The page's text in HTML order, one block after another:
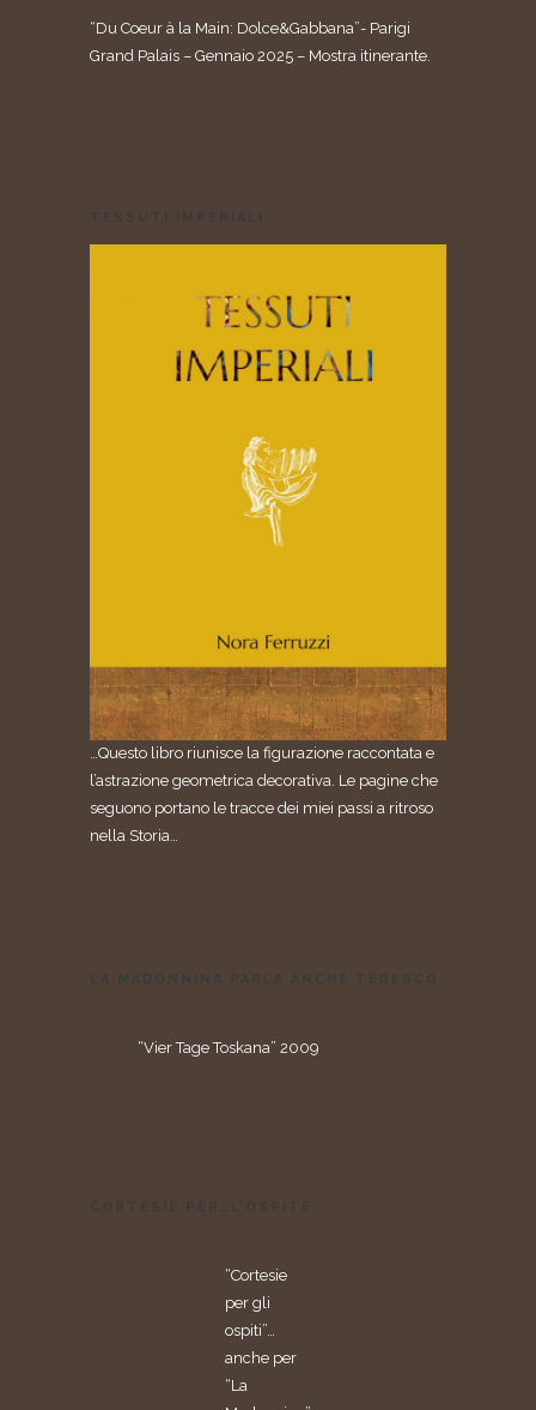
“Du Coeur à la Main: Dolce&Gabbana”- Parigi
Grand Palais – Gennaio 2025 – Mostra itinerante.
…Questo libro riunisce la figurazione raccontata e
l’astrazione geometrica decorativa. Le pagine che
seguono portano le tracce dei miei passi a ritroso
nella Storia…
“Vier Tage Toskana” 2009
“Cortesie
per gli
ospiti”…
anche per
“La